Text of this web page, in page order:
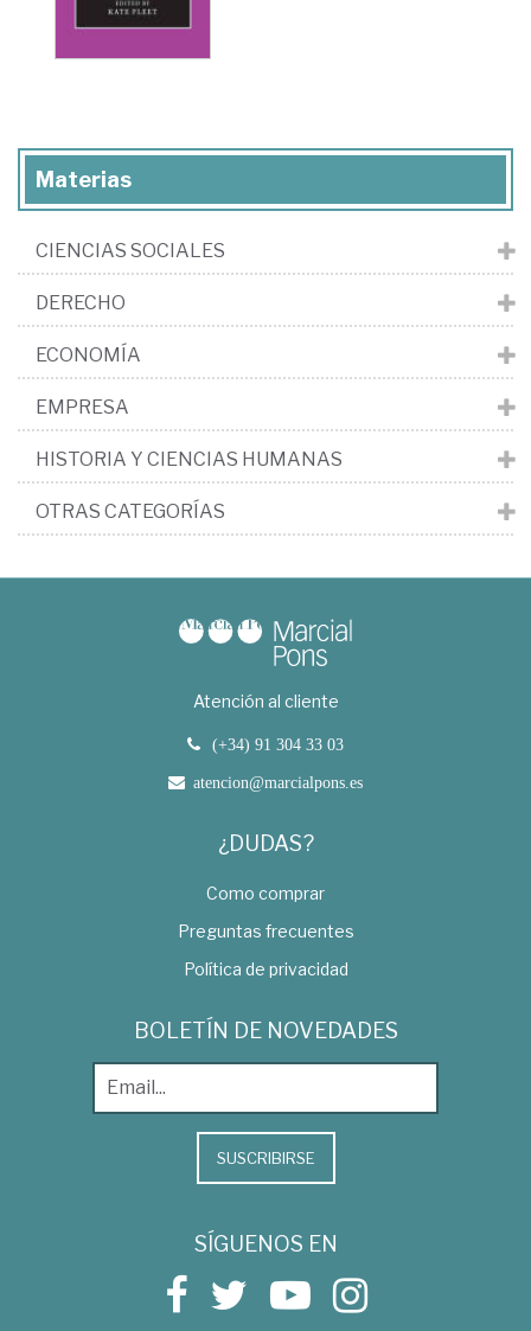
Materias
CIENCIAS SOCIALES
DERECHO
ECONOMÍA
EMPRESA
HISTORIA Y CIENCIAS HUMANAS
OTRAS CATEGORÍAS
Atención al cliente
(+34) 91 304 33 03
atencion@marcialpons.es
¿DUDAS?
Como comprar
Preguntas frecuentes
Política de privacidad
BOLETÍN DE NOVEDADES
SUSCRIBIRSE
SÍGUENOS EN